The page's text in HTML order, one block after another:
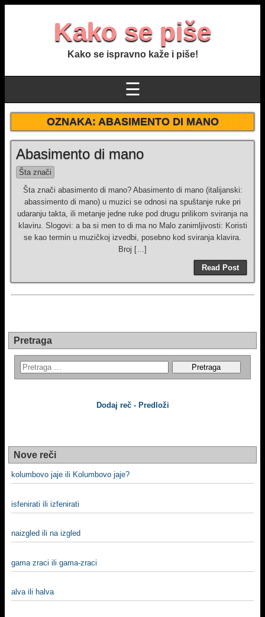
Kako se piše
Kako se ispravno kaže i piše!
☰
OZNAKA:ABASIMENTO DI MANO
Abasimento di mano
Šta znači
Šta znači abasimento di mano? Abasimento di mano (italijanski:
abassimento di mano) u muzici se odnosi na spuštanje ruke pri
udaranju takta, ili metanje jedne ruke pod drugu prilikom sviranja na
klaviru. Slogovi: a ba si men to di ma no Malo zanimljivosti: Koristi
se kao termin u muzičkoj izvedbi, posebno kod sviranja klavira.
Broj […]
Read Post
Pretraga
Dodaj reč - Predloži
Nove reči
kolumbovo jaje ili Kolumbovo jaje?
isfenirati ili izfenirati
naizgled ili na izgled
gama zraci ili gama-zraci
alva ili halva